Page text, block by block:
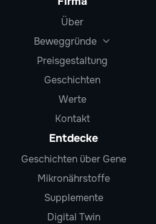
Über
Beweggründe

Preisgestaltung
Geschichten
Werte
Kontakt
Entdecke
Geschichten über Gene
Mikronährstoffe
Supplemente
Digital Twin